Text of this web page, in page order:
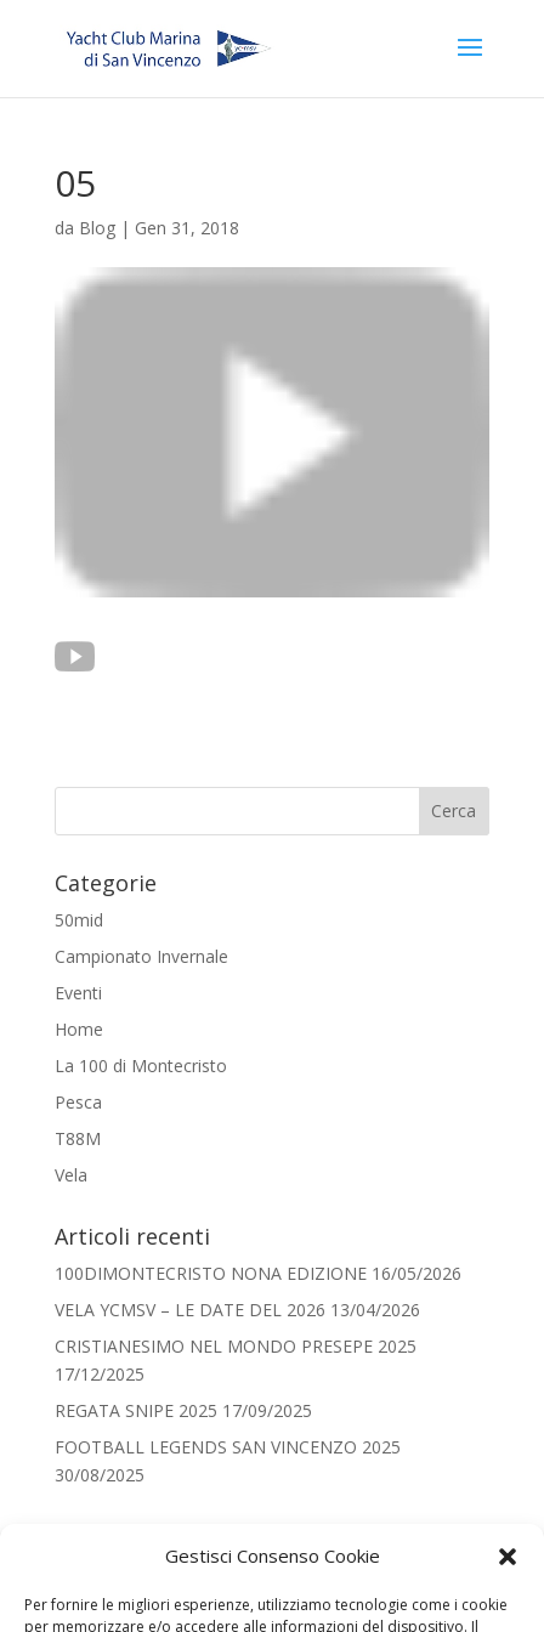
Gestisci Consenso Cookie
Per fornire le migliori esperienze, utilizziamo tecnologie come i cookie
per memorizzare e/o accedere alle informazioni del dispositivo. Il
05
da Blog| Gen 31, 2018
Categorie
50mid
Campionato Invernale
Eventi
Home
La 100 di Montecristo
Pesca
T88M
Vela
Articoli recenti
100DIMONTECRISTO NONA EDIZIONE 16/05/2026
VELA YCMSV – LE DATE DEL 2026 13/04/2026
CRISTIANESIMO NEL MONDO PRESEPE 2025
17/12/2025
REGATA SNIPE 2025 17/09/2025
FOOTBALL LEGENDS SAN VINCENZO 2025
30/08/2025